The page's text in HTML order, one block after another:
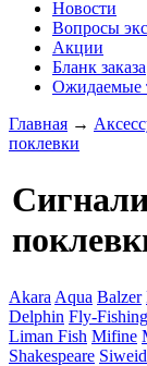
Новости
Вопросы
Акции
Бланк заказа
Ожидаемые
Главная →
поклевки
Akara Aqua Balzer
Delphin Fly-Fishing
Liman Fish Mifine
Shakespeare